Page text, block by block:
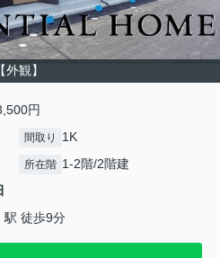
【外観】
円
間取り 1K
所在階 1-2階/2階建
駅 徒歩9分